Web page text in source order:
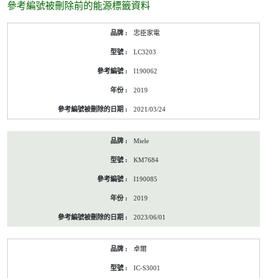
參考編號被刪除前的能源標籤資料
標
忠臣家電
LC3203
I190062
2019
2021/03/24
Miele
KM7684
I190085
2019
2023/06/01
卓爾
IC-S3001